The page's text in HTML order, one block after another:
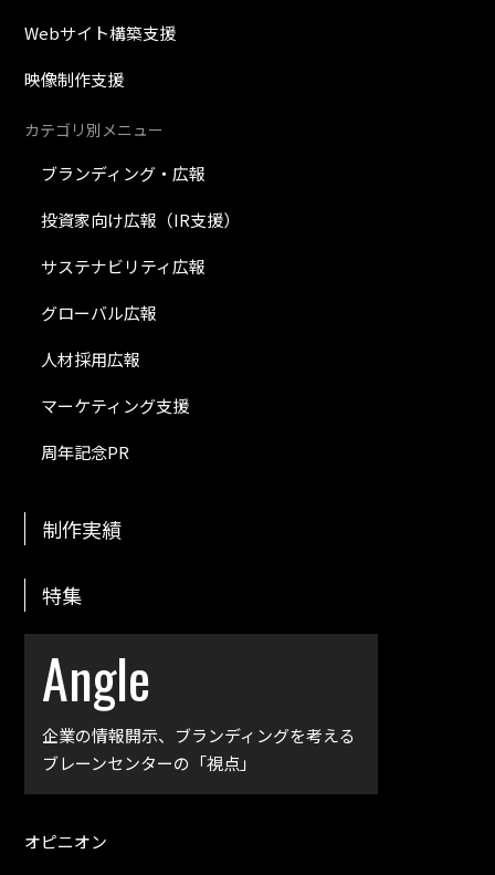
Webサイト構築支援
映像制作支援
カテゴリ別メニュー
ブランディング・広報
投資家向け広報（IR支援）
サステナビリティ広報
グローバル広報
人材採用広報
マーケティング支援
周年記念PR
制作実績
特集
Angle
企業の情報開示、 ブランディングを考える
ブレーンセンターの「視点」
オピニオン